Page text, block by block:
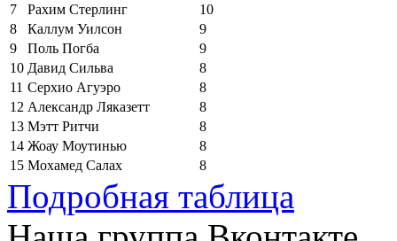
7
Рахим Стерлинг
10
8
Каллум Уилсон
9
9
Поль Погба
9
10 Давид Сильва
8
11 Серхио Агуэро
8
12 Александр Ляказетт
8
13 Мэтт Ритчи
8
14 Жоау Моутинью
8
15 Мохамед Салах 8
Подробная таблица